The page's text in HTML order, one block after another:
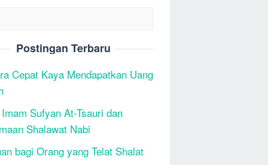
Postingan Terbaru
Cepat Kaya Mendapatkan Uang
Sufyan At-Tsauri dan
Shalawat Nabi
bagi Orang yang Telat Shalat